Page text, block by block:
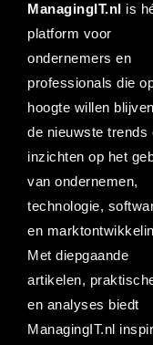
ManagingIT.nl is
platform voor
ondernemers en
professionals die
hoogte willen
de nieuwste trends
inzichten op het
van ondernemen,
technologie,
en
Met diepgaande
artikelen,
en analyses biedt
ManagingIT.nl